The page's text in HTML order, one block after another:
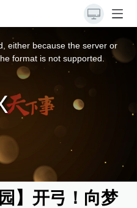
either because the server or
format is not supported.
】开弓！向梦